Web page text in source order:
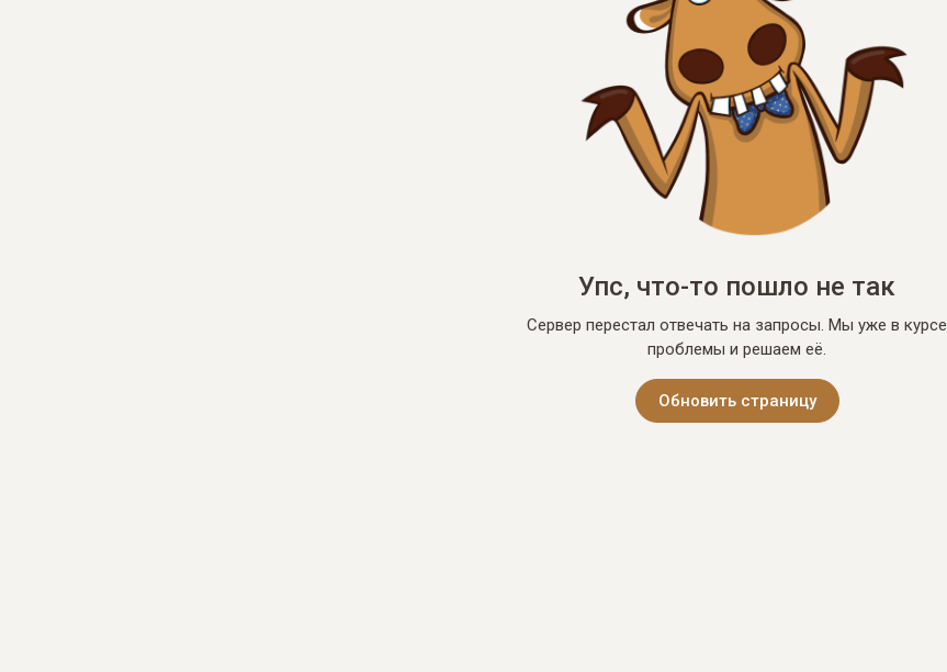
Упс, что-то пошло не так
Сервер перестал отвечать на запросы. Мы уже в курсе
проблемы и решаем её.
Обновить страницу